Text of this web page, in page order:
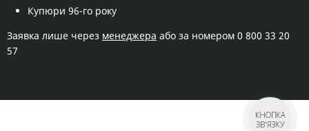
Купюри 96-го року
Заявка лише через менеджера або за номером 0 800 33 20
57
КНОПКА
ЗВ'ЯЗКУ